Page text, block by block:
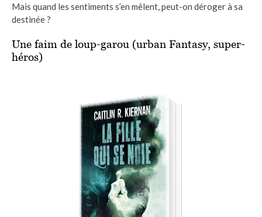
Mais quand les sentiments s’en mêlent, peut-on déroger à sa
destinée ?
Une faim de loup-garou (urban Fantasy, super-
héros)